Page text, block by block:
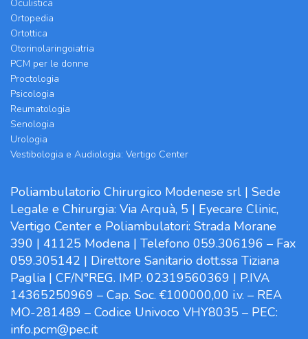
Oculistica
Ortopedia
Ortottica
Otorinolaringoiatria
PCM per le donne
Proctologia
Psicologia
Reumatologia
Senologia
Urologia
Vestibologia e Audiologia: Vertigo Center
Poliambulatorio Chirurgico Modenese srl | Sede
Legale e Chirurgia: Via Arquà, 5 | Eyecare Clinic,
Vertigo Center e Poliambulatori: Strada Morane
390 | 41125 Modena | Telefono 059.306196 – Fax
059.305142 | Direttore Sanitario dott.ssa Tiziana
Paglia | CF/N°REG. IMP. 02319560369 | P.IVA
14365250969 – Cap. Soc. €100000,00 i.v. – REA
MO-281489 – Codice Univoco VHY8035 – PEC:
info.pcm@pec.it